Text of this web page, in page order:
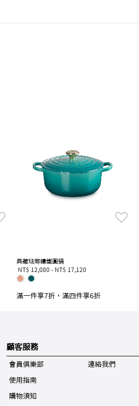
典藏琺瑯鑄鐵圓鍋
NT$ 12,080 - NT$ 17,120
滿一件享7折，滿四件享6折
顧客服務
會員俱樂部
使用指南
購物須知
連絡我們